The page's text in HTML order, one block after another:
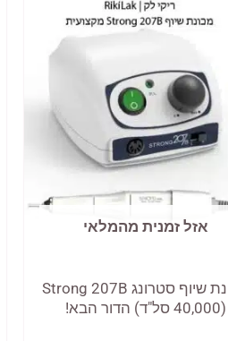
אזל זמנית מהמלאי
מכונת שיוף סטרונג Strong 207B
(40,000 סל"ד) הדור הבא!